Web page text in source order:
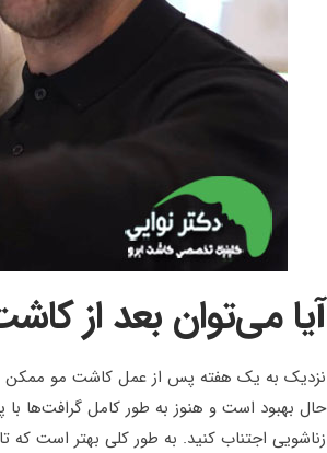
آیا می‌توان بعد از
نزدیک به یک هفته پس از عمل کاشت مو ممکن
حال بهبود است و هنوز به طور کامل گرافت‌ها با
زناشویی اجتناب کنید. به طور کلی بهتر است